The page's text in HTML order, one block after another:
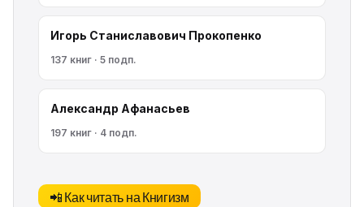
Игорь Станиславович Прокопенко
137 книг · 5 подп.
Александр Афанасьев
197 книг · 4 подп.
📲 Как читать на Книгизм